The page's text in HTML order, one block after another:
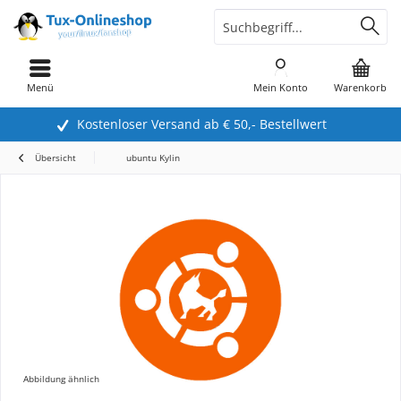
Kostenloser Versand ab € 50,- Bestellwert
Warenkorb
Mein Konto
Menü
Übersicht ubuntu Kylin
Abbildung ähnlich